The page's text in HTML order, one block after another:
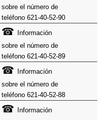
sobre el número de
teléfono 621-40-52-90
☎
Información
sobre el número de
teléfono 621-40-52-89
☎
Información
sobre el número de
teléfono 621-40-52-88
☎
Información